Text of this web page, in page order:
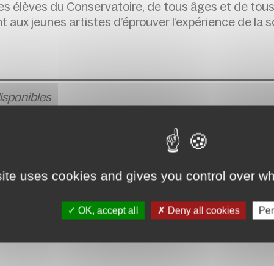
élèves du Conservatoire, de tous âges et de tous
jeunes artistes d’éprouver l’expérience de la
uses cookies and gives you control over
OK, accept all Deny all cookies